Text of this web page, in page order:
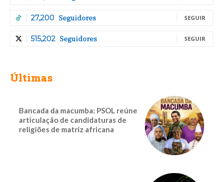
27,200 Seguidores SEGUIR
515,202 Seguidores SEGUIR
Últimas
Bancada da macumba: PSOL reúne
articulação de candidaturas de
religiões de matriz africana